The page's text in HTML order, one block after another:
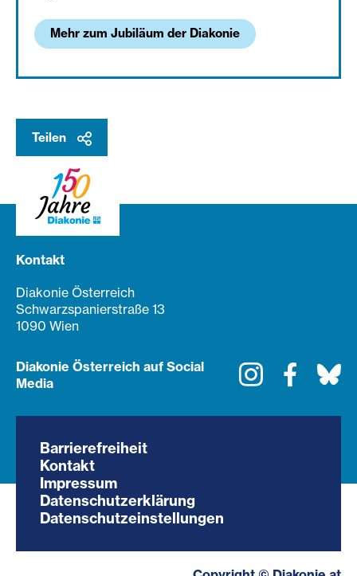
Mehr zum Jubiläum der Diakonie
Teilen
Kontakt
Diakonie Österreich
Schwarzspanierstraße 13
1090 Wien
Diakonie Österreich auf Social
Media
Instagram
Barrierefreiheit
Kontakt
Impressum
Datenschutzerklärung
Datenschutzeinstellungen